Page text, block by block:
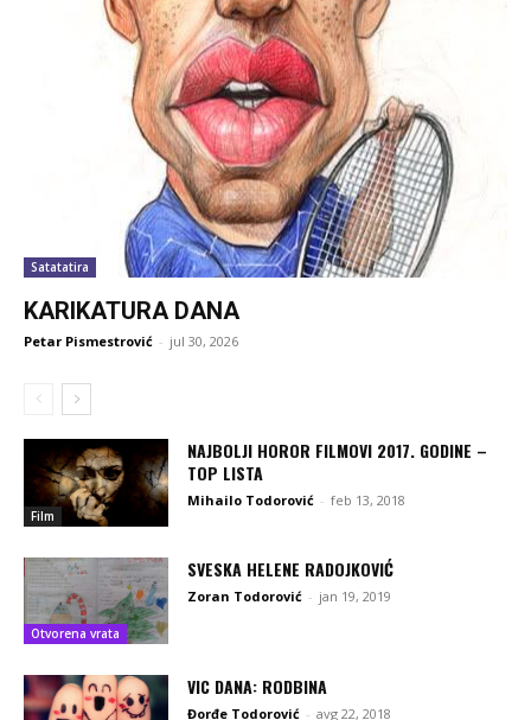
Satatatira
KARIKATURA DANA
Petar Pismestrović - jul 30, 2026
Film
NAJBOLJI HOROR FILMOVI 2017. GODINE –
TOP LISTA
Mihailo Todorović - feb 13, 2018
Otvorena vrata
SVESKA HELENE RADOJKOVIĆ
Zoran Todorović - jan 19, 2019
VIC DANA: RODBINA
Đorđe Todorović - avg 22, 2018